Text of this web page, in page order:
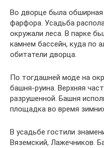
Во дворце была обширная
фарфора. Усадьба
окружали леса. В парке
камнем бассейн, куда по
обитатели дворца.
По тогдашней моде на
башня-руина. Верхняя
разрушенной. Башня
площадка во время
В усадьбе гостили
Вяземский, Лажечников.